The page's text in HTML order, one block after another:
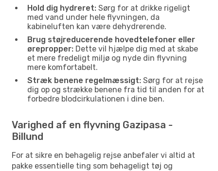
Hold dig hydreret: Sørg for at drikke rigeligt
med vand under hele flyvningen, da
kabineluften kan være dehydrerende.
Brug støjreducerende hovedtelefoner eller
ørepropper: Dette vil hjælpe dig med at skabe
et mere fredeligt miljø og nyde din flyvning
mere komfortabelt.
Stræk benene regelmæssigt: Sørg for at rejse
dig op og strække benene fra tid til anden for at
forbedre blodcirkulationen i dine ben.
Varighed af en flyvning Gazipasa -
Billund
For at sikre en behagelig rejse anbefaler vi altid at
pakke essentielle ting som behageligt tøj og